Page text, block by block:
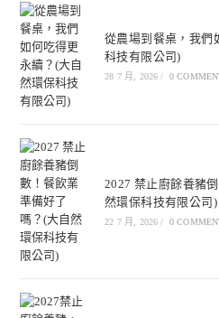
從農場到餐桌，我們
科技有限公司)
28 7 月, 2026 / 0
2027 禁止廚餘養豬
然環保科技有限公司)
22 7 月, 2026 / 0